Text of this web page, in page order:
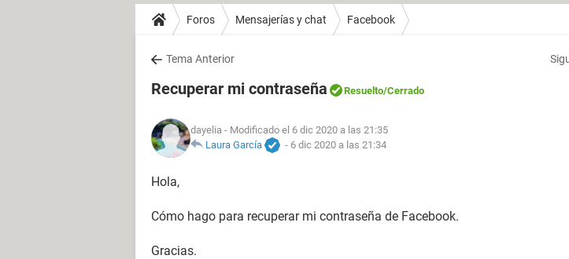
Foros Mensajerías y chat Facebook
Tema Anterior
Recuperar mi contraseña Resuelto/Cerrado
dayelia - Modificado el 6 dic 2020 a las 21:35
Laura García
- 6 dic 2020 a las 21:34
Hola,
Cómo hago para recuperar mi contraseña de Facebook.
Gracias.